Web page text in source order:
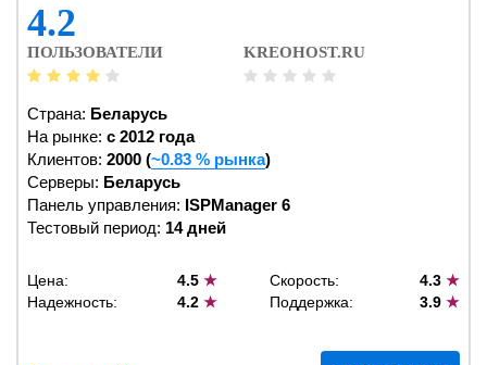
4.2
ПОЛЬЗОВАТЕЛИ KREOHOST.RU
Страна: Беларусь
На рынке: c 2012 года
Клиентов: 2000 (~0.83 % рынка)
Серверы: Беларусь
Панель управления: ISPManager 6
Тестовый период: 14 дней
Цена: 4.5★ Скорость: 4.3 ★
Надежность:
4.2★ Поддержка: 3.9 ★